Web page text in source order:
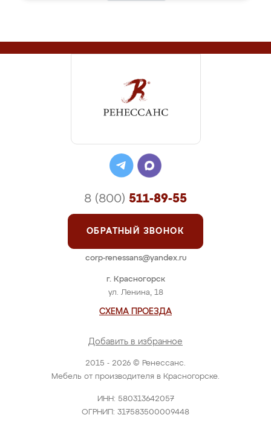
2015 - 2026 © Ренессанс.
Мебель от производителя в Красногорске.
ИНН: 580313642057
ОГРНИП: 317583500009448
г. Красногорск
ул. Ленина, 18
СХЕМА ПРОЕЗДА
Добавить в избранное
8 (800) 511-89-55
ОБРАТНЫЙ ЗВОНОК
corp-renessans@yandex.ru